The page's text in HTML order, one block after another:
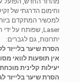
וחימום הדרגתי של
יתרונות, גם לגברים:
הסרת שיער בלייזר
אין תופעות לוואי
יעילות קלינית מוכחת
הסרת שיער בלייזר